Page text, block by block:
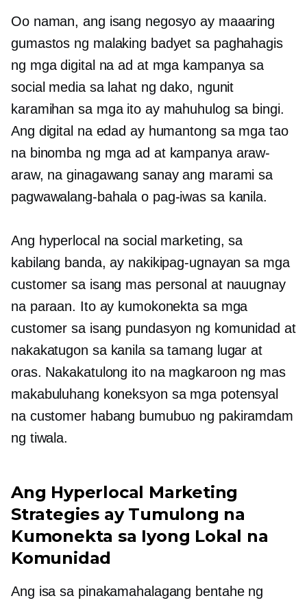
Oo naman, ang isang negosyo ay maaaring
gumastos ng malaking badyet sa paghahagis
ng mga digital na ad at mga kampanya sa
social media sa lahat ng dako, ngunit
karamihan sa mga ito ay mahuhulog sa bingi.
Ang digital na edad ay humantong sa mga tao
na binomba ng mga ad at kampanya araw-
araw, na ginagawang sanay ang marami sa
pagwawalang-bahala o pag-iwas sa kanila.
Ang hyperlocal na social marketing, sa
kabilang banda, ay nakikipag-ugnayan sa mga
customer sa isang mas personal at nauugnay
na paraan. Ito ay kumokonekta sa mga
customer sa isang pundasyon ng komunidad at
nakakatugon sa kanila sa tamang lugar at
oras. Nakakatulong ito na magkaroon ng mas
makabuluhang koneksyon sa mga potensyal
na customer habang bumubuo ng pakiramdam
ng tiwala.
Ang Hyperlocal Marketing
Strategies ay Tumulong na
Kumonekta sa Iyong Lokal na
Komunidad
Ang isa sa pinakamahalagang bentahe ng